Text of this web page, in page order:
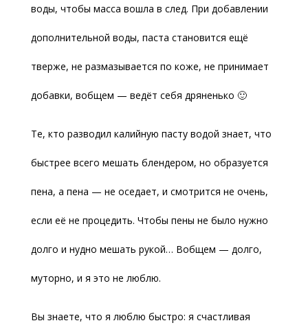
воды, чтобы масса вошла в след. При добавлении
дополнительной воды, паста становится ещё
тверже, не размазывается по коже, не принимает
добавки, вобщем — ведёт себя дряненько 🙂
Те, кто разводил калийную пасту водой знает, что
быстрее всего мешать блендером, но образуется
пена, а пена — не оседает, и смотрится не очень,
если её не процедить. Чтобы пены не было нужно
долго и нудно мешать рукой… Вобщем — долго,
муторно, и я это не люблю.
Вы знаете, что я люблю быстро: я счастливая